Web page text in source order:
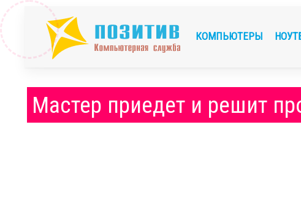
КОМПЬЮТЕРЫ
Мастер приедет и решит